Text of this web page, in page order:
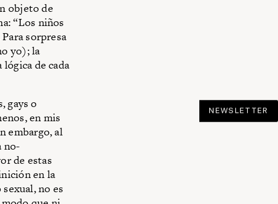
objeto de
“Los niños
sorpresa
yo); la
de cada
gays o
en mis
embargo, al
no-
de estas
en la
no es
NEWSLETTER